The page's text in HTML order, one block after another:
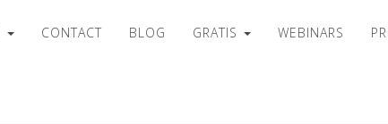
CONTACT BLOG GRATIS WEBINARS